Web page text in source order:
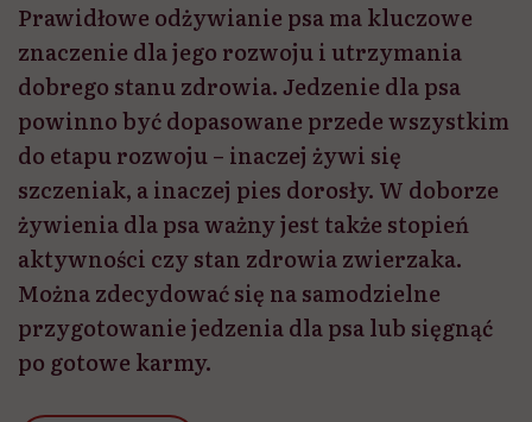
Prawidłowe odżywianie psa ma kluczowe
znaczenie dla jego rozwoju i utrzymania
dobrego stanu zdrowia. Jedzenie dla psa
powinno być dopasowane przede wszystkim
do etapu rozwoju – inaczej żywi się
szczeniak, a inaczej pies dorosły. W doborze
żywienia dla psa ważny jest także stopień
aktywności czy stan zdrowia zwierzaka.
Można zdecydować się na samodzielne
przygotowanie jedzenia dla psa lub sięgnąć
po gotowe karmy.